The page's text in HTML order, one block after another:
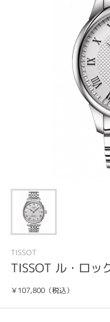
TISSOT
TISSOT ル・ロッ
￥107,800（税込）